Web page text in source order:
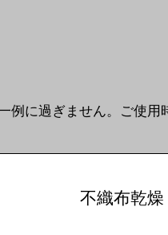
例に過ぎません。ご使
不織布乾